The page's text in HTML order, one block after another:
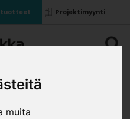
muita
Projektimyynti